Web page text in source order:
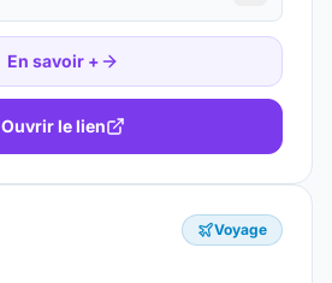
En savoir +
Ouvrir le lien
Voyage